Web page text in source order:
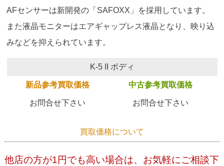
AFセンサーは新開発の「SAFOXX」を採用しています。
また液晶モニターはエアギャップレス液晶となり、映り込
みなどを抑えられています。
K-5 II ボディ
新品参考買取価格 中古参考買取価格
お問合せ下さい お問合せ下さい
買取価格について
他店の方が1円でも高い場合は、お気軽にご相談下